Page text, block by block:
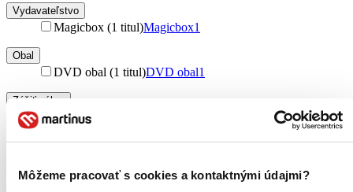
Môžeme pracovať s cookies a kontaktnými údajmi?
Vydavateľstvo
Magicbox (1 titul)Magicbox1
Obal
DVD obal (1 titul)DVD obal1
Zúžiť výber
Zoradiť